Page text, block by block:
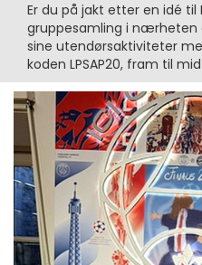
Er du på jakt etter en idé til
gruppesamling i nærheten
sine utendørsaktiviteter
koden LPSAP20, fram til